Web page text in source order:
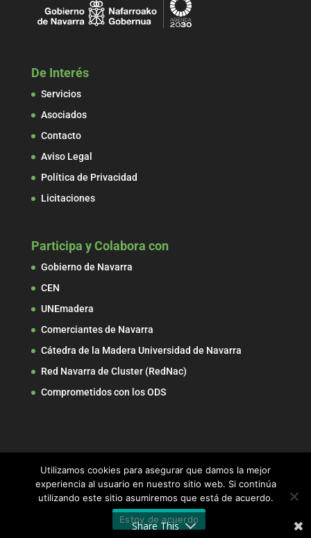
De Interés
Servicios
Asociados
Contacto
Aviso Legal
Política de Privacidad
Licitaciones
Participa y Colabora con
Gobierno de Navarra
CEN
UNEmadera
Comerciantes de Navarra
Cátedra de la Madera Universidad de Navarra
Red Navarra de Cluster (RedNac)
Comprometidos con los ODS
© 2017 ADEMAN, Asociación de Empresarios de la
Madera de Navarra
Share This
Utilizamos cookies para asegurar que damos la mejor
experiencia al usuario en nuestro sitio web. Si continúa
utilizando este sitio asumiremos que está de acuerdo.
Estoy de acuerdo